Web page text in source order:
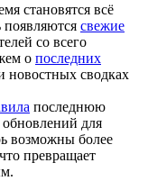
становятся всё
свежие
со всего
о последних
новостных сводках
последнюю
для
возможны более
превращает